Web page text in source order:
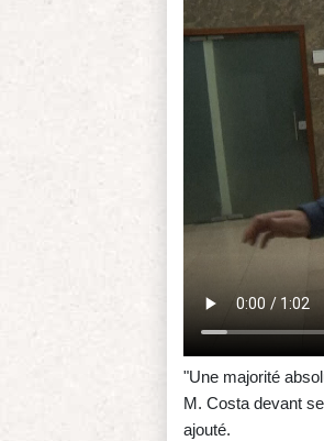
"Une majorité
M. Costa devant
ajouté.